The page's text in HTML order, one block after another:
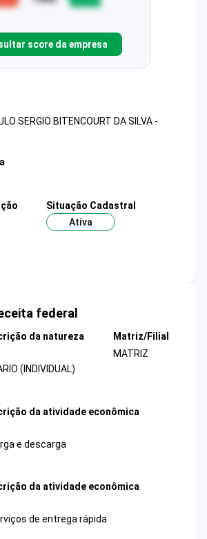
score da empresa
SERGIO BITENCOURT DA SILVA -
Situação Cadastral
Ativa
federal
da natureza
(INDIVIDUAL)
Matriz/Filial
MATRIZ
da atividade econômica
e descarga
da atividade econômica
de entrega rápida